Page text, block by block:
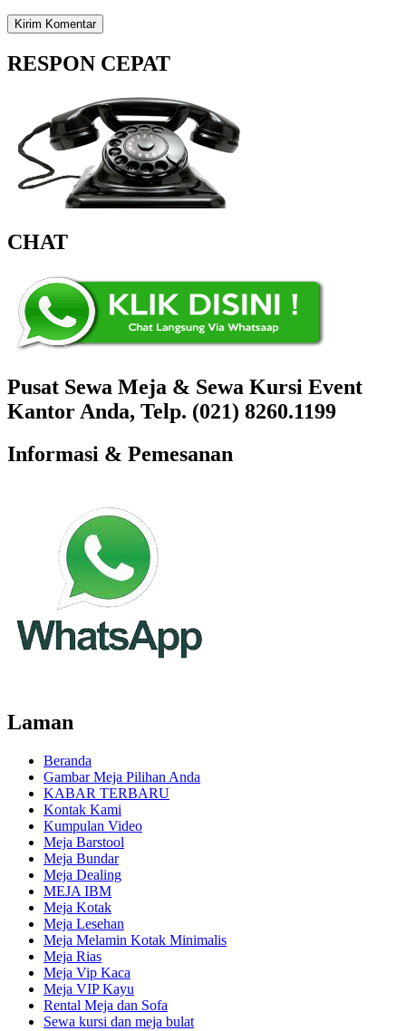
RESPON CEPAT
CHAT
Pusat Sewa Meja & Sewa Kursi Event
Kantor Anda, Telp. (021) 8260.1199
Informasi & Pemesanan
Laman
Beranda
Gambar Meja Pilihan Anda
KABAR TERBARU
Kontak Kami
Kumpulan Video
Meja Barstool
Meja Bundar
Meja Dealing
MEJA IBM
Meja Kotak
Meja Lesehan
Meja Melamin Kotak Minimalis
Meja Rias
Meja Vip Kaca
Meja VIP Kayu
Rental Meja dan Sofa
Sewa kursi dan meja bulat